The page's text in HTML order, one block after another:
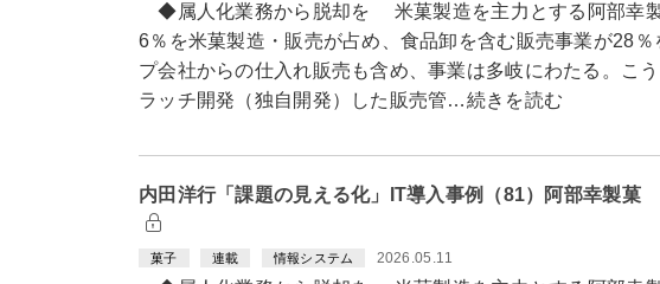
◆属人化業務から脱却を 米菓製造を主力とする阿部幸
6％を米菓製造・販売が占め、食品卸を含む販売事業が28％
プ会社からの仕入れ販売も含め、事業は多岐にわたる。こ
ラッチ開発（独自開発）した販売管…続きを読む
内田洋行「課題の見える化」IT導入事例（81）阿部幸製
菓子 連載 情報システム 2026.05.11